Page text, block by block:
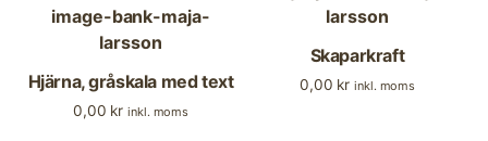
Hjärna, gråskala med text
0,00 kr inkl. moms
Skaparkraft
0,00 kr inkl. moms